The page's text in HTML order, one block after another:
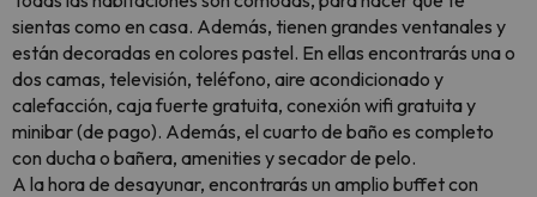
sientas como en casa. Además, tienen grandes ventanales y
están decoradas en colores pastel. En ellas encontrarás una o
dos camas, televisión, teléfono, aire acondicionado y
calefacción, caja fuerte gratuita, conexión wifi gratuita y
minibar (de pago). Además, el cuarto de baño es completo
con ducha o bañera, amenities y secador de pelo.
A la hora de desayunar, encontrarás un amplio buffet con